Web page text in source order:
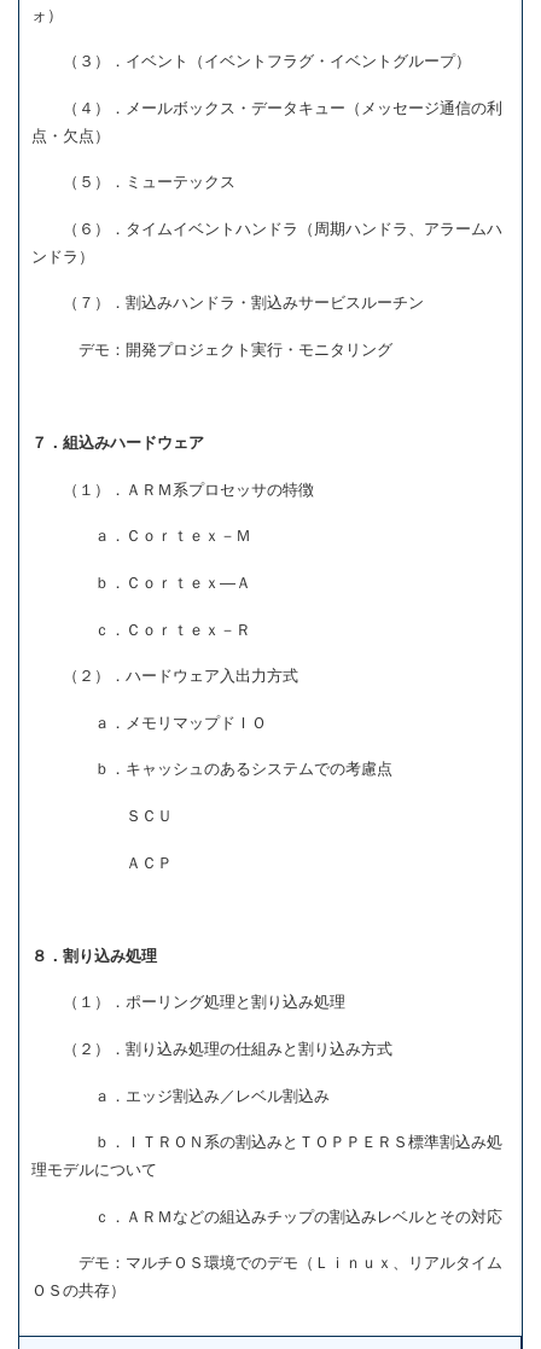
ォ）
（３）．イベント（イベントフラグ・イベントグループ）
（４）．メールボックス・データキュー（メッセージ通信の利
点・欠点）
（５）．ミューテックス
（６）．タイムイベントハンドラ（周期ハンドラ、アラームハ
ンドラ）
（７）．割込みハンドラ・割込みサービスルーチン
デモ：開発プロジェクト実行・モニタリング
７．組込みハードウェア
（１）．ＡＲＭ系プロセッサの特徴
ａ．Ｃｏｒｔｅｘ－Ｍ
ｂ．Ｃｏｒｔｅｘ―Ａ
ｃ．Ｃｏｒｔｅｘ－Ｒ
（２）．ハードウェア入出力方式
ａ．メモリマップドＩＯ
ｂ．キャッシュのあるシステムでの考慮点
ＳＣＵ
ＡＣＰ
８．割り込み処理
（１）．ポーリング処理と割り込み処理
（２）．割り込み処理の仕組みと割り込み方式
ａ．エッジ割込み／レベル割込み
ｂ．ＩＴＲＯＮ系の割込みとＴＯＰＰＥＲＳ標準割込み処
理モデルについて
ｃ．ＡＲＭなどの組込みチップの割込みレベルとその対応
デモ：マルチＯＳ環境でのデモ（Ｌｉｎｕｘ、リアルタイム
ＯＳの共存）